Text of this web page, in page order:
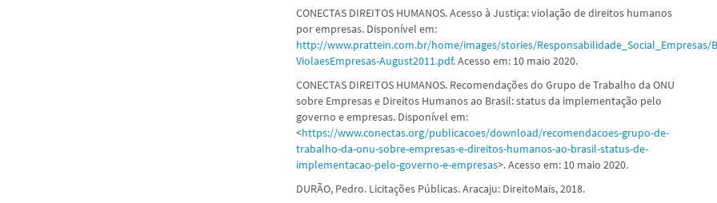
CONECTAS DIREITOS HUMANOS. Acesso à Justiça: violação de direitos humanos
por empresas. Disponível em:
http://www.prattein.com.br/home/images/stories/Responsabilidade_Social_Empresas/
ViolaesEmpresas-August2011.pdf. Acesso em: 10 maio 2020.
CONECTAS DIREITOS HUMANOS. Recomendações do Grupo de Trabalho da ONU
sobre Empresas e Direitos Humanos ao Brasil: status da implementação pelo
governo e empresas. Disponível em:
<https://www.conectas.org/publicacoes/download/recomendacoes-grupo-de-
trabalho-da-onu-sobre-empresas-e-direitos-humanos-ao-brasil-status-de-
implementacao-pelo-governo-e-empresas>. Acesso em: 10 maio 2020.
DURÃO, Pedro. Licitações Públicas. Aracaju: DireitoMais, 2018.